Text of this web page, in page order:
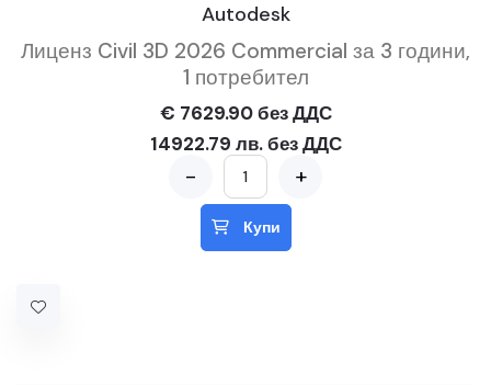
Autodesk
Лиценз Civil 3D 2026 Commercial за 3 години,
1 потребител
€ 7629.90 без ДДС
14922.79 лв. без ДДС
- +
Купи